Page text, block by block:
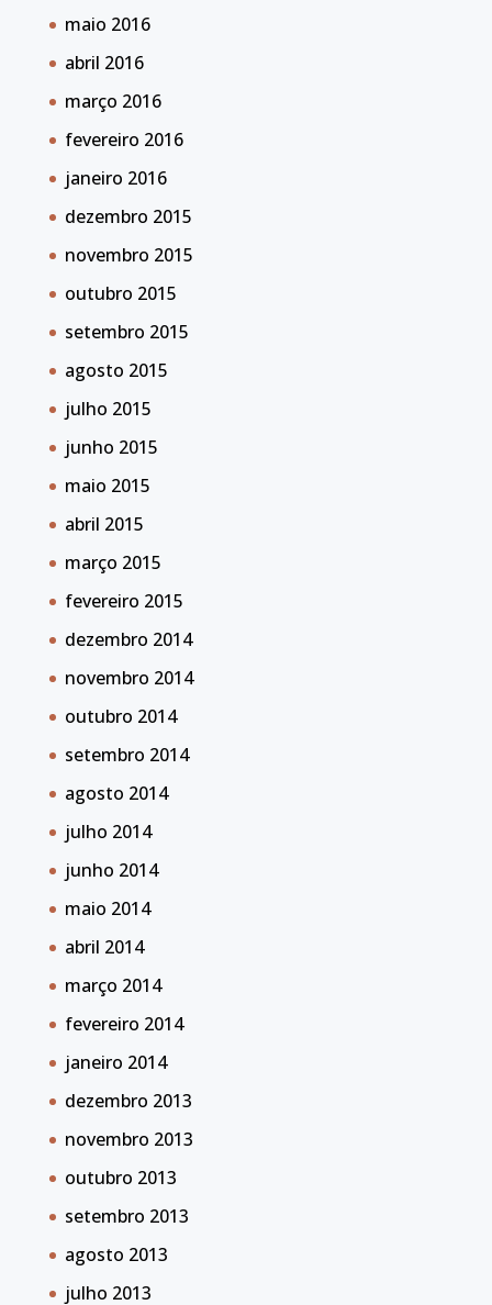
maio 2016
abril 2016
março 2016
fevereiro 2016
janeiro 2016
dezembro 2015
novembro 2015
outubro 2015
setembro 2015
agosto 2015
julho 2015
junho 2015
maio 2015
abril 2015
março 2015
fevereiro 2015
dezembro 2014
novembro 2014
outubro 2014
setembro 2014
agosto 2014
julho 2014
junho 2014
maio 2014
abril 2014
março 2014
fevereiro 2014
janeiro 2014
dezembro 2013
novembro 2013
outubro 2013
setembro 2013
agosto 2013
julho 2013